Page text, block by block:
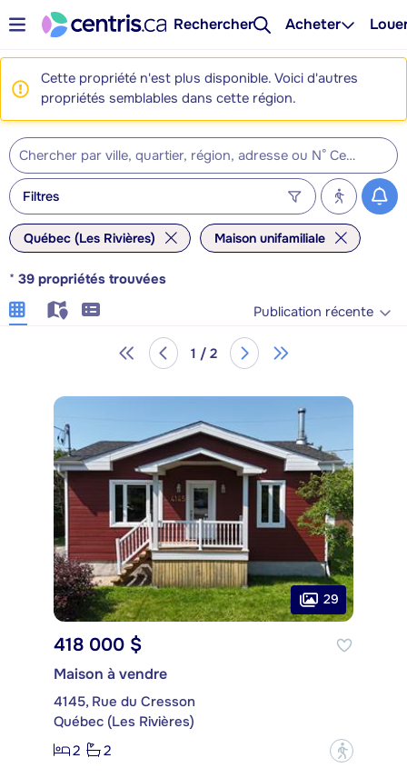
Rechercher Acheter
Cette propriété n'est plus disponible. Voici d'autres
propriétés semblables dans cette région.
Filtres
Québec (Les Rivières) Maison unifamiliale
* 39 propriétés trouvées
Publication récente
1 / 2
29
418 000 $
Maison à vendre
4145, Rue du Cresson
Québec (Les Rivières)
2
2 ?